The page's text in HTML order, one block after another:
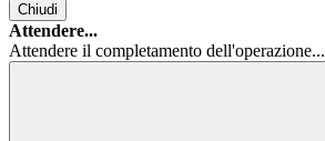
Chiudi
Attendere...
Attendere il completamento dell'operazione...